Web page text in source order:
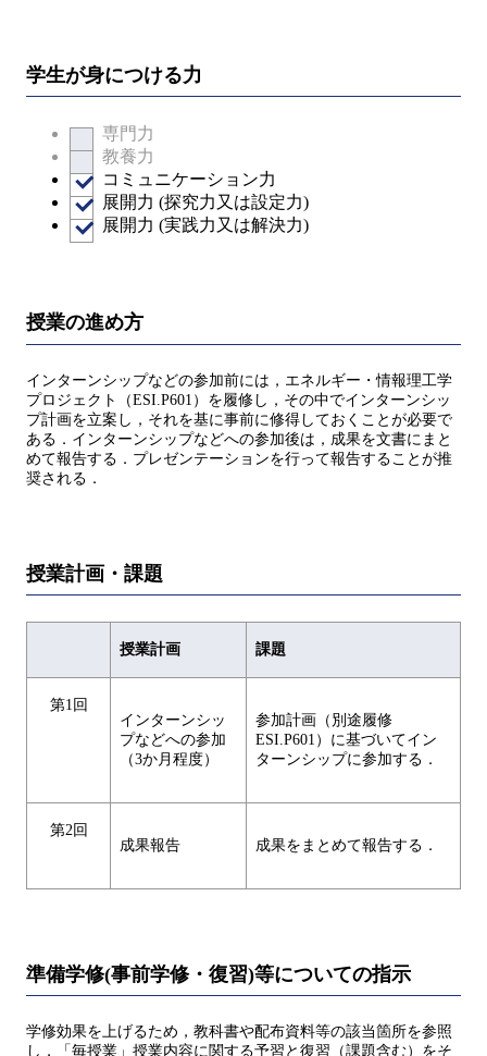
学生が身につける力
専門力
教養力
コミュニケーション力
展開力 (探究力又は設定力)
展開力 (実践力又は解決力)
授業の進め方
インターンシップなどの参加前には，エネルギー・情報理工学
プロジェクト（ESI.P601）を履修し，その中でインターンシッ
プ計画を立案し，それを基に事前に修得しておくことが必要で
ある．インターンシップなどへの参加後は，成果を文書にまと
めて報告する．プレゼンテーションを行って報告することが推
奨される．
授業計画・課題
授業計画 課題
第1回
インターンシッ
プなどへの参加
（3か月程度）
参加計画（別途履修
ESI.P601）に基づいてイン
ターンシップに参加する．
第2回
成果報告
成果をまとめて報告する．
準備学修(事前学修・復習)等についての指示
学修効果を上げるため，教科書や配布資料等の該当箇所を参照
し，「毎授業」授業内容に関する予習と復習（課題含む）をそ